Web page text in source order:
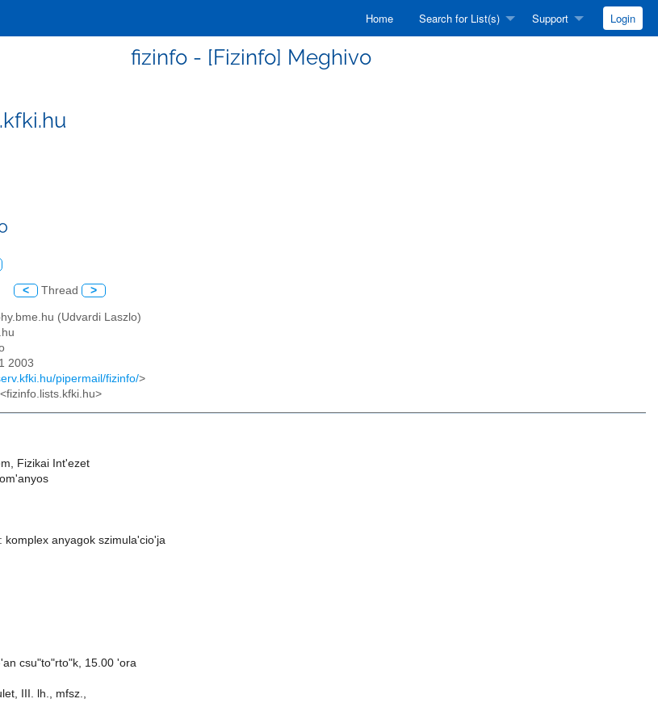
Home Search for List(s) Support Login
fizinfo - [Fizinfo] Meghivo
< Thread >
(Udvardi Laszlo)
2003
pipermail/fizinfo/>
Fizikai Int'ezet
komplex anyagok szimula'cio'ja
csu"to"rto"k, 15.00 'ora
III. lh., mfsz.,